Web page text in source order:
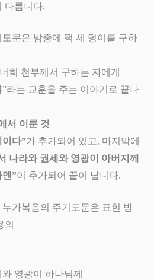
다릅니다.
문은 밤중에 떡 세 덩이를 구하
희 천부께서 구하는 자에게
”라는 교훈을 주는 이야기로 끝나
서 이룬 것
이다”가 추가되어 있고, 마지막에
나라와 권세와 영광이 아버지께
멘”이 추가되어 끝이 납니다.
가복음의 주기도문은 표현 방
의
영광이 하나님께